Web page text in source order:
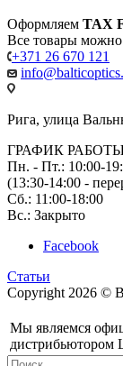
Оформляем TAX
Все товары можно
+371 26 670 121
Рига, улица
ГРАФИК
Пн. - Пт.: 10:00-
(13:30-14:00 -
Сб.: 11:00-18:00
Вс.: Закрыто
Facebook
Статьи
Copyright 2026 ©
Мы являемся
дистрибьютором